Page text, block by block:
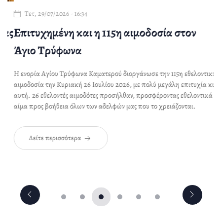
Τετ, 29/07/2026 - 16:34
Επιτυχημένη και η 115η αιμοδοσία στον
Άγιο Τρύφωνα
Η ενορία Αγίου Τρύφωνα Καματερού διοργάνωσε την 115η εθελοντική
αιμοδοσία την Κυριακή 26 Ιουλίου 2026, με πολύ μεγάλη επιτυχία κι
αυτή. 26 εθελοντές αιμοδότες προσήλθαν, προσφέροντας εθελοντικά
αίμα προς βοήθεια όλων των αδελφών μας που το χρειάζονται.
Δείτε περισσότερα